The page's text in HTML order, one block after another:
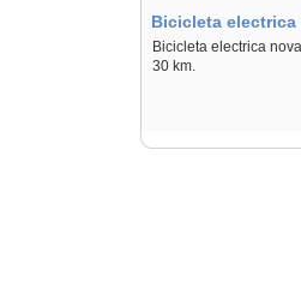
Bicicleta
Bicicleta electrica
30 km.